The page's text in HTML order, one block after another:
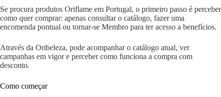
Se procura produtos Oriflame em Portugal, o primeiro passo é perceber
como quer comprar: apenas consultar o catálogo, fazer uma
encomenda pontual ou tornar-se Membro para ter acesso a benefícios.
Através da Oribeleza, pode acompanhar o catálogo atual, ver
campanhas em vigor e perceber como funciona a compra com
desconto.
Como começar